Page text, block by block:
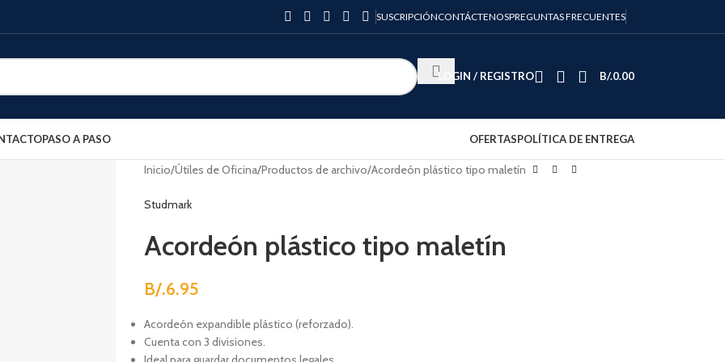
SUSCRIPCIÓNCONTÁCTENOSPREGUNTAS FRECUENTES
LOGIN / REGISTRO B/.0.00
PASO A PASO OFERTASPOLÍTICA DE ENTREGA
Inicio Útiles de Oficina Productos de archivo Acordeón plástico tipo maletín
Studmark
Acordeón plástico tipo maletín
B/.6.95
Acordeón expandible plástico (reforzado).
Cuenta con 3 divisiones.